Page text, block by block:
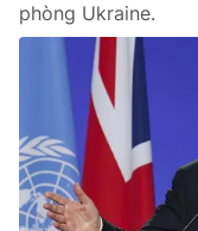
Photo
VTV Money
phòng Ukraine.